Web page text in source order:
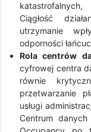
Ciągłość
utrzymanie
odporności
Rola centrów
cyfrowej centra
równie
przetwarzanie
usługi
Centrum